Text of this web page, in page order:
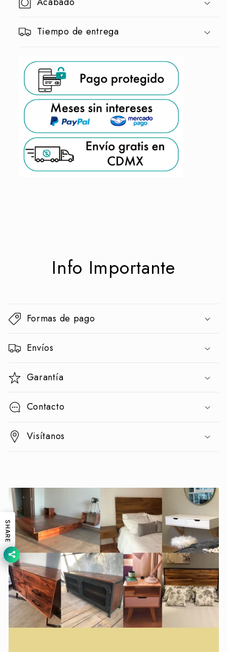
Tiempo de entrega
Info Importante
Formas de pago
Envíos
Garantía
Contacto
Visítanos
SHARE